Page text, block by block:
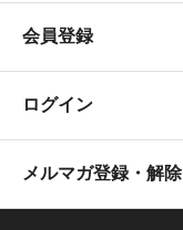
会員登録
ログイン
メルマガ登録・解除